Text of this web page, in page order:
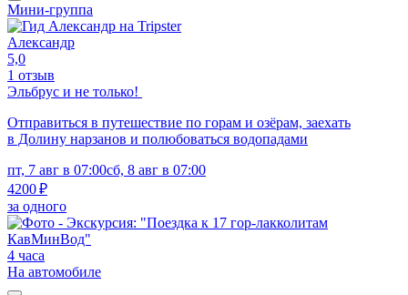
Мини-группа
Александр
5,0
1 отзыв
Эльбрус и не только!
Отправиться в путешествие по горам и озёрам, заехать
в Долину нарзанов и полюбоваться водопадами
пт, 7 авг в 07:00сб, 8 авг в 07:00
4200 ₽
за одного
4 часа
На автомобиле